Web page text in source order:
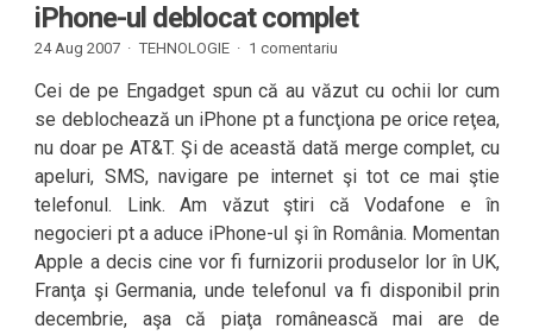
iPhone-ul deblocat complet
24 Aug 2007 · TEHNOLOGIE · 1 comentariu
Cei de pe Engadget spun că au văzut cu ochii lor cum
se deblochează un iPhone pt a funcţiona pe orice reţea,
nu doar pe AT&T. Şi de această dată merge complet, cu
apeluri, SMS, navigare pe internet şi tot ce mai ştie
telefonul. Link. Am văzut ştiri că Vodafone e în
negocieri pt a aduce iPhone-ul şi în România. Momentan
Apple a decis cine vor fi furnizorii produselor lor în UK,
Franţa şi Germania, unde telefonul va fi disponibil prin
decembrie, aşa că piaţa românească mai are de